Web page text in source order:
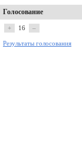
Голосование
+ 16 –
Результаты голосования